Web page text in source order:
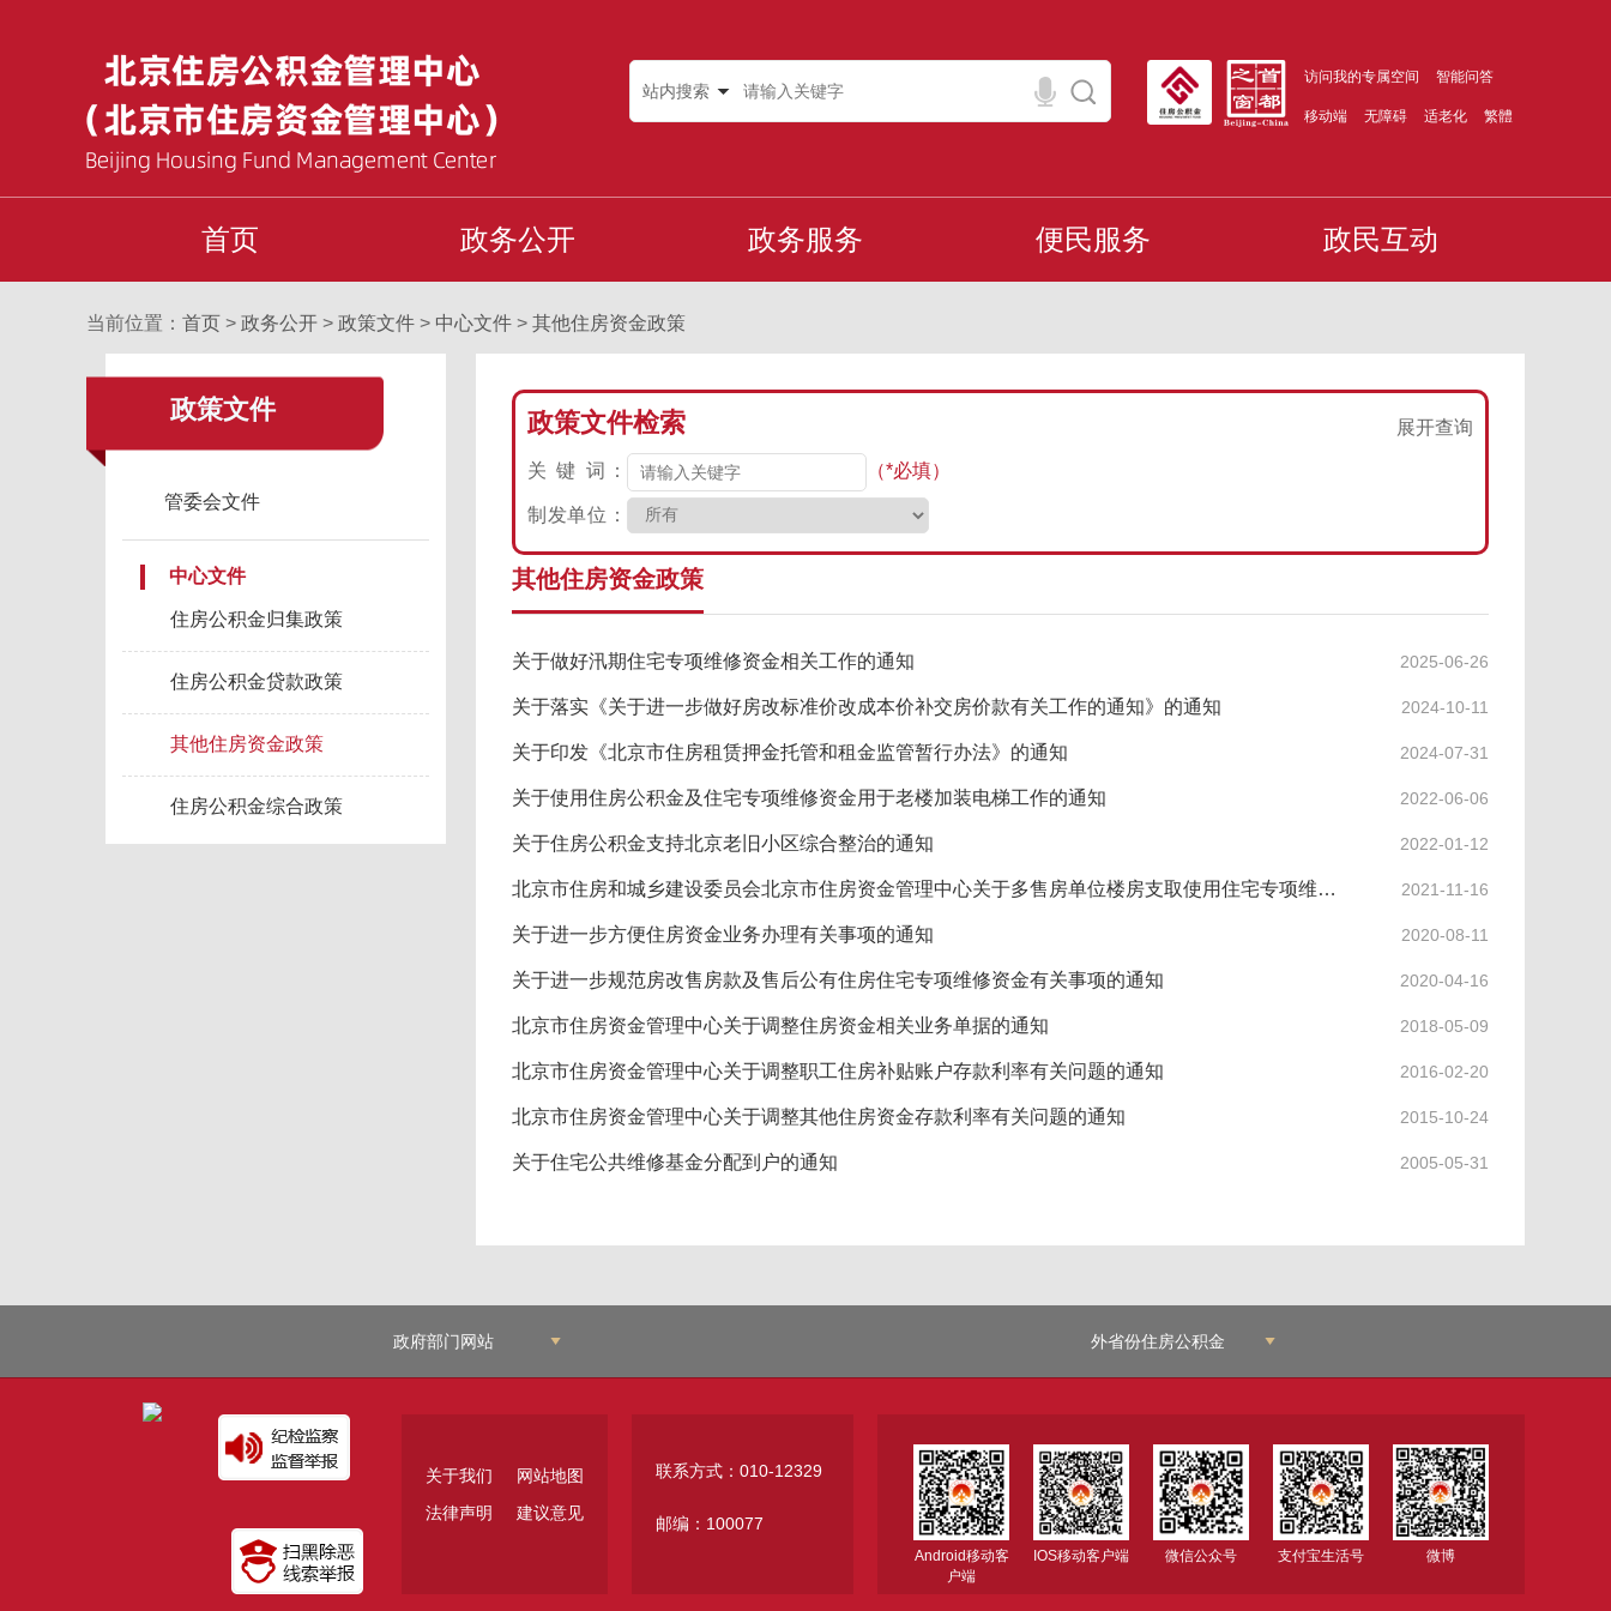
访问我的专属空间 智能问答
移动端 无障碍 适老化 繁體
站内搜索
首页 政务公开 政务服务 便民服务 政民互动
当前位置： 首页 > 政务公开 > 政策文件 > 中心文件 > 其他住房资金政策
政策文件
管委会文件
中心文件
住房公积金归集政策
住房公积金贷款政策
其他住房资金政策
住房公积金综合政策
政策文件检索 展开查询
关 键 词： （*必填）
制发单位：
其他住房资金政策
关于做好汛期住宅专项维修资金相关工作的通知 2025-06-26
关于落实《关于进一步做好房改标准价改成本价补交房价款有关工作的通知》的通知 2024-10-11
关于印发《北京市住房租赁押金托管和租金监管暂行办法》的通知 2024-07-31
关于使用住房公积金及住宅专项维修资金用于老楼加装电梯工作的通知 2022-06-06
关于住房公积金支持北京老旧小区综合整治的通知 2022-01-12
北京市住房和城乡建设委员会北京市住房资金管理中心关于多售房单位楼房支取使用住宅专项维修资金问题的通知 2021-11-16
关于进一步方便住房资金业务办理有关事项的通知 2020-08-11
关于进一步规范房改售房款及售后公有住房住宅专项维修资金有关事项的通知 2020-04-16
北京市住房资金管理中心关于调整住房资金相关业务单据的通知 2018-05-09
北京市住房资金管理中心关于调整职工住房补贴账户存款利率有关问题的通知 2016-02-20
北京市住房资金管理中心关于调整其他住房资金存款利率有关问题的通知 2015-10-24
关于住宅公共维修基金分配到户的通知 2005-05-31
政府部门网站 外省份住房公积金
关于我们
网站地图
法律声明
建议意见
联系方式：010-12329
邮编：100077
Android移动客
户端
IOS移动客户端 微信公众号 支付宝生活号 微博